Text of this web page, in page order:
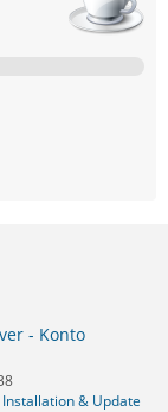
- Konto
& Update